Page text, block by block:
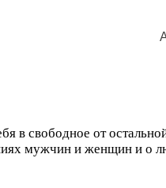
в свободное от
мужчин и женщин и о